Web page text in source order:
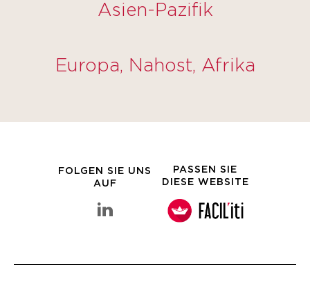
Asien-Pazifik
Europa, Nahost, Afrika
FOLGEN SIE UNS
AUF
linkedin Clarins-Gruppe
PASSEN SIE
DIESE WEBSITE